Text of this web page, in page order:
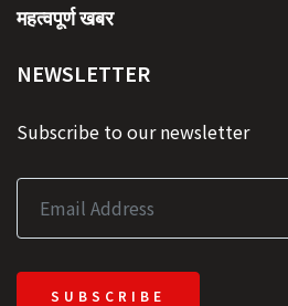
महत्वपूर्ण खबर
NEWSLETTER
Subscribe to our newsletter
SUBSCRIBE